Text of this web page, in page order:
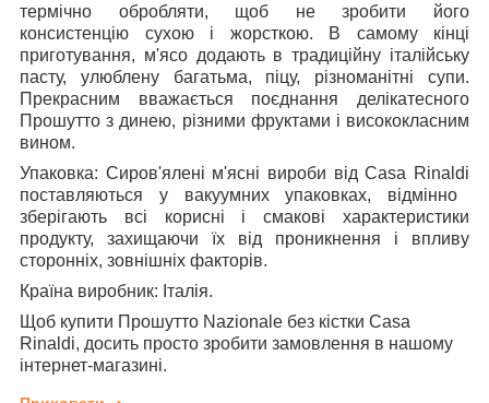
термічно обробляти, щоб не зробити його
консистенцію сухою і жорсткою. В самому кінці
приготування, м'ясо додають в традиційну італійську
пасту, улюблену багатьма, піцу, різноманітні супи.
Прекрасним вважається поєднання делікатесного
Прошутто з динею, різними фруктами і висококласним
вином.
Упаковка: Сиров'ялені м'ясні вироби від Casa Rinaldi
поставляються у вакуумних упаковках, відмінно
зберігають всі корисні і смакові характеристики
продукту, захищаючи їх від проникнення і впливу
сторонніх, зовнішніх факторів.
Країна виробник: Італія.
Щоб купити Прошутто Nazionale без кістки Casa
Rinaldi, досить просто зробити замовлення в нашому
інтернет-магазині.